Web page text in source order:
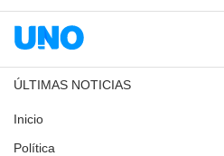
ÚLTIMAS NOTICIAS
Inicio
Política